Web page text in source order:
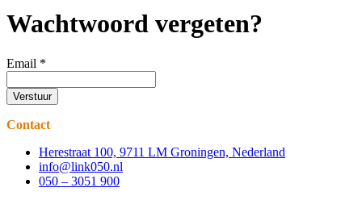
Wachtwoord vergeten?
Email *
Verstuur
Contact
Herestraat 100, 9711 LM Groningen, Nederland
info@link050.nl
050 – 3051 900